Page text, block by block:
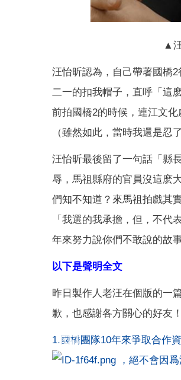
▲
汪怡昕認為，自己帶著國橋2
二一的扣我帽子，直呼「這
前拍國橋2的時候，連江文
（雖然如此，當時我還是忍
汪怡昕最後留了一句話「縣
辱，馬祖縣府的官員沒這麽
們知不知道？來馬祖拍戲其
「我選的我承擔，但，不
年來努力說你們不敢說的故
以下是聲明全文
昨日製作人老汪在個版的一
歉，也感謝各方關心的好友
1.國橋團隊10年來爭取合作
，絕不會因